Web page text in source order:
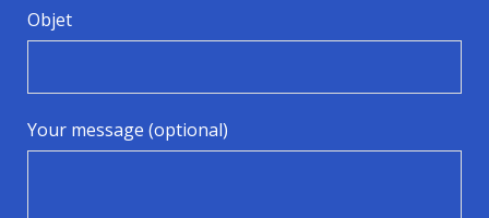
Objet
Your message (optional)